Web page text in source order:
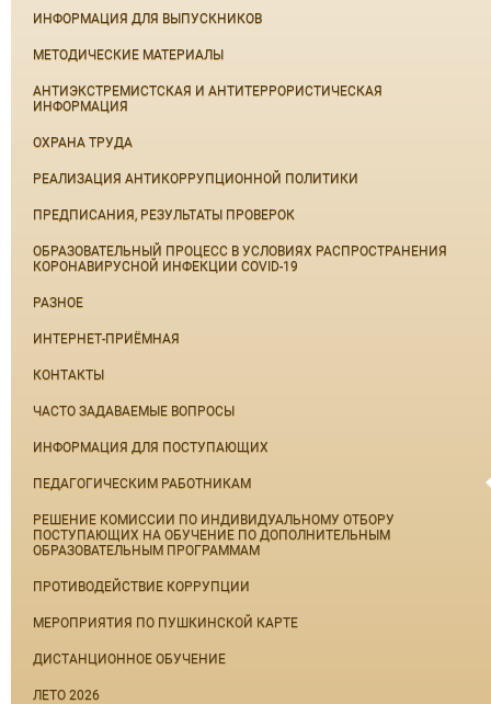
ИНФОРМАЦИЯ ДЛЯ ВЫПУСКНИКОВ
МЕТОДИЧЕСКИЕ МАТЕРИАЛЫ
АНТИЭКСТРЕМИСТСКАЯ И АНТИТЕРРОРИСТИЧЕСКАЯ
ИНФОРМАЦИЯ
ОХРАНА ТРУДА
РЕАЛИЗАЦИЯ АНТИКОРРУПЦИОННОЙ ПОЛИТИКИ
ПРЕДПИСАНИЯ, РЕЗУЛЬТАТЫ ПРОВЕРОК
ОБРАЗОВАТЕЛЬНЫЙ ПРОЦЕСС В УСЛОВИЯХ РАСПРОСТРАНЕНИЯ
КОРОНАВИРУСНОЙ ИНФЕКЦИИ COVID-19
РАЗНОЕ
ИНТЕРНЕТ-ПРИЁМНАЯ
КОНТАКТЫ
ЧАСТО ЗАДАВАЕМЫЕ ВОПРОСЫ
ИНФОРМАЦИЯ ДЛЯ ПОСТУПАЮЩИХ
ПЕДАГОГИЧЕСКИМ РАБОТНИКАМ
РЕШЕНИЕ КОМИССИИ ПО ИНДИВИДУАЛЬНОМУ ОТБОРУ
ПОСТУПАЮЩИХ НА ОБУЧЕНИЕ ПО ДОПОЛНИТЕЛЬНЫМ
ОБРАЗОВАТЕЛЬНЫМ ПРОГРАММАМ
ПРОТИВОДЕЙСТВИЕ КОРРУПЦИИ
МЕРОПРИЯТИЯ ПО ПУШКИНСКОЙ КАРТЕ
ДИСТАНЦИОННОЕ ОБУЧЕНИЕ
ЛЕТО 2026